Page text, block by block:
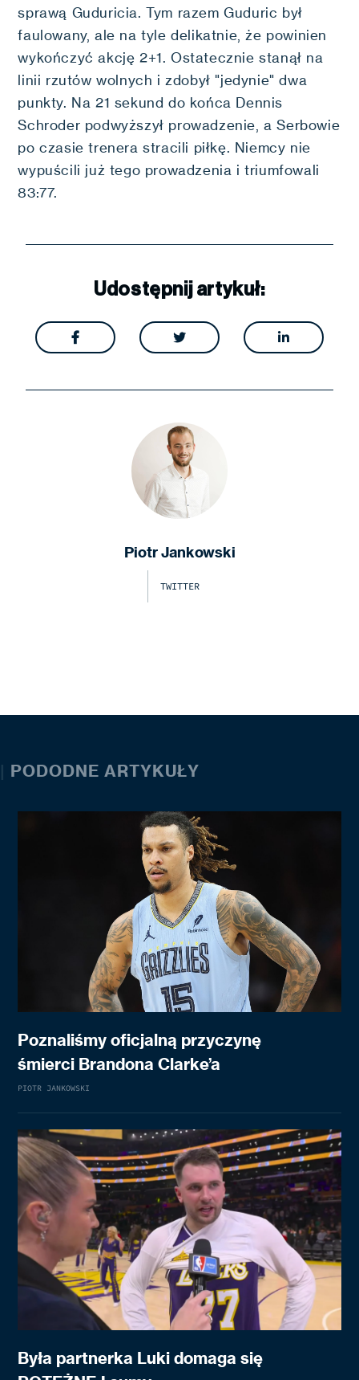
sprawą Guduricia. Tym razem Guduric był
faulowany, ale na tyle delikatnie, że powinien
wykończyć akcję 2+1. Ostatecznie stanął na
linii rzutów wolnych i zdobył "jedynie" dwa
punkty. Na 21 sekund do końca Dennis
Schroder podwyższył prowadzenie, a Serbowie
po czasie trenera stracili piłkę. Niemcy nie
wypuścili już tego prowadzenia i triumfowali
83:77.
Udostępnij artykuł:
  
Piotr Jankowski
TWITTER
| PODODNE ARTYKUŁY
Poznaliśmy oficjalną przyczynę
śmierci Brandona Clarke’a
PIOTR JANKOWSKI
Była partnerka Luki domaga się